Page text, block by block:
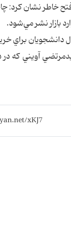
فتح خاطر نشان
بازار نشر مي‌شود.
دانشجويان براي
آويني كه در